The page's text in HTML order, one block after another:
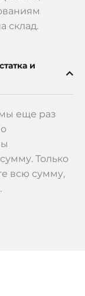
склад.
и
еще раз
Только
всю сумму,